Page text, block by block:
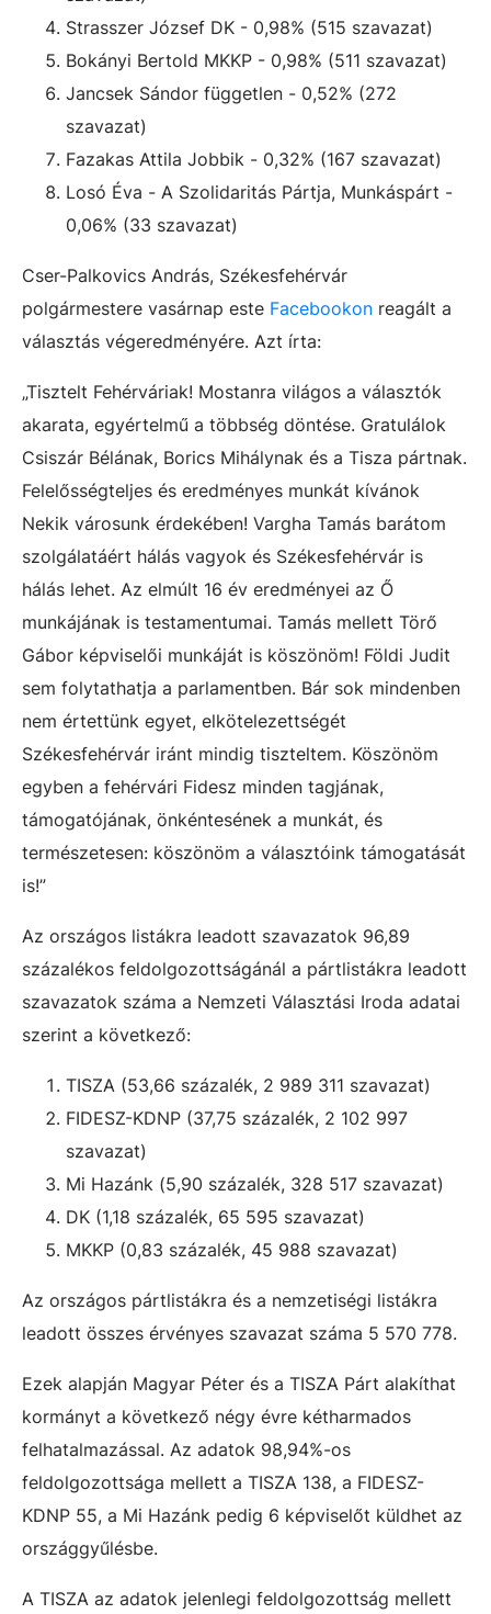
Strasszer József DK - 0,98% (515 szavazat)
Bokányi Bertold MKKP - 0,98% (511 szavazat)
Jancsek Sándor független - 0,52% (272
szavazat)
Fazakas Attila Jobbik - 0,32% (167 szavazat)
Losó Éva - A Szolidaritás Pártja, Munkáspárt -
0,06% (33 szavazat)
Cser-Palkovics András, Székesfehérvár
polgármestere vasárnap este Facebookon reagált a
választás végeredményére. Azt írta:
„Tisztelt Fehérváriak! Mostanra világos a választók
akarata, egyértelmű a többség döntése. Gratulálok
Csiszár Bélának, Borics Mihálynak és a Tisza pártnak.
Felelősségteljes és eredményes munkát kívánok
Nekik városunk érdekében! Vargha Tamás barátom
szolgálatáért hálás vagyok és Székesfehérvár is
hálás lehet. Az elmúlt 16 év eredményei az Ő
munkájának is testamentumai. Tamás mellett Törő
Gábor képviselői munkáját is köszönöm! Földi Judit
sem folytathatja a parlamentben. Bár sok mindenben
nem értettünk egyet, elkötelezettségét
Székesfehérvár iránt mindig tiszteltem. Köszönöm
egyben a fehérvári Fidesz minden tagjának,
támogatójának, önkéntesének a munkát, és
természetesen: köszönöm a választóink támogatását
is!”
Az országos listákra leadott szavazatok 96,89
százalékos feldolgozottságánál a pártlistákra leadott
szavazatok száma a Nemzeti Választási Iroda adatai
szerint a következő:
TISZA (53,66 százalék, 2 989 311 szavazat)
FIDESZ-KDNP (37,75 százalék, 2 102 997
szavazat)
Mi Hazánk (5,90 százalék, 328 517 szavazat)
DK (1,18 százalék, 65 595 szavazat)
MKKP (0,83 százalék, 45 988 szavazat)
Az országos pártlistákra és a nemzetiségi listákra
leadott összes érvényes szavazat száma 5 570 778.
Ezek alapján Magyar Péter és a TISZA Párt alakíthat
kormányt a következő négy évre kétharmados
felhatalmazással. Az adatok 98,94%-os
feldolgozottsága mellett a TISZA 138, a FIDESZ-
KDNP 55, a Mi Hazánk pedig 6 képviselőt küldhet az
országgyűlésbe.
A TISZA az adatok jelenlegi feldolgozottság mellett